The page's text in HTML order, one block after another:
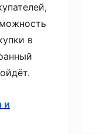
в
и